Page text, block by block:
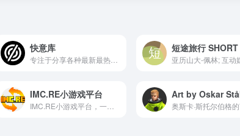
快意库
专注于分享各种最新最热门的单机游戏、Galgame资源、高清3D渲染图片、美女写真图片和精品同人图，全站资源免费下载，无需注册登录，无会员充值或积分系统，让您畅享高质量的游戏和视觉享受。定期更新，让您第一时间获取最优质的内容。
短途旅行
IMC.RE小游戏平台
IMC.RE小游戏平台，一套多个小游戏网站合集，采用响应式布局设计，自适应手机移动端，用户体验更好。
Art by Oskar